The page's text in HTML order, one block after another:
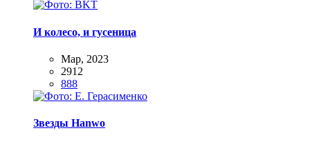
И колесо, и гусеница
Мар, 2023
2912
888
Звезды Hanwo